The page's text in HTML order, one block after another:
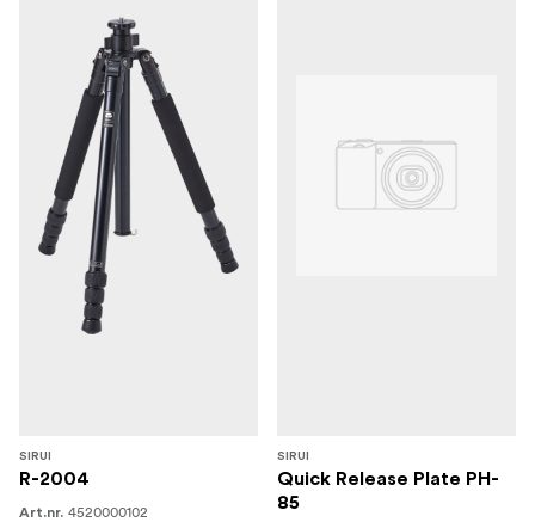
SIRUI
R-2004
Art.nr. 4520000102
SIRUI
Quick Release Plate PH-
85